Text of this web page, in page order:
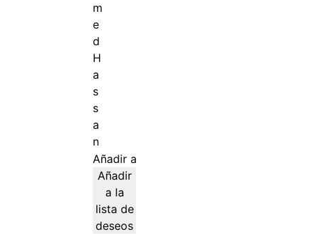
Añadir al carrito
Añadir
a la
lista de
deseos